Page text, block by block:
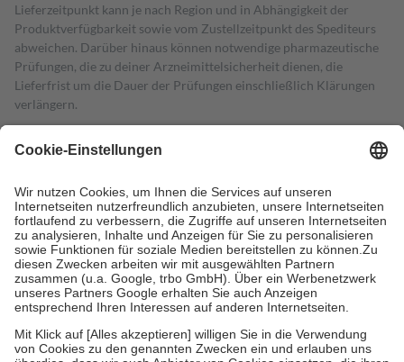
Lieferzeitpunkt kann je nach Region und in Abhängigkeit der
Produktverfügbarkeit sowie vom Zustellzeitpunkt des Spediteurs
abweichen. Darüber hinaus können notwendige pharmazeutische
Prüfungen, die zu deiner Arzneimittelsicherheit dienen, die
Lieferfrist um die Dauer der Prüfungen einschließlich Klärungen
verlängern.
Rezept aus und der Patient erhält sie in der Apotheke. Die
Kosten dafür, der Versicherte trägt einen Teil davon als Zuzahlung
mit.
Grundsätzlich leisten Mitglieder Zuzahlungen in Höhe von zehn
Prozent des Abgabepreises,mindestensjedochfünf Euround
höchstens zehn Euro.Es sind jedoch nie mehr als die tatsächlichen
Kosten der Leistung zu entrichten.
Diese Regeln gelten grundsätzlich auch für Online-Apotheken.
Bei Heilmitteln und häuslicher Krankenpflege beträgt die
Zuzahlung zehn Prozent der Kosten sowie zehn Euro je